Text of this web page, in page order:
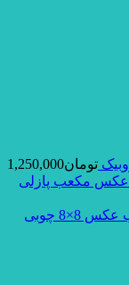
تومان1,250,000
عکس مکعب پازلی
8×8 چوبی